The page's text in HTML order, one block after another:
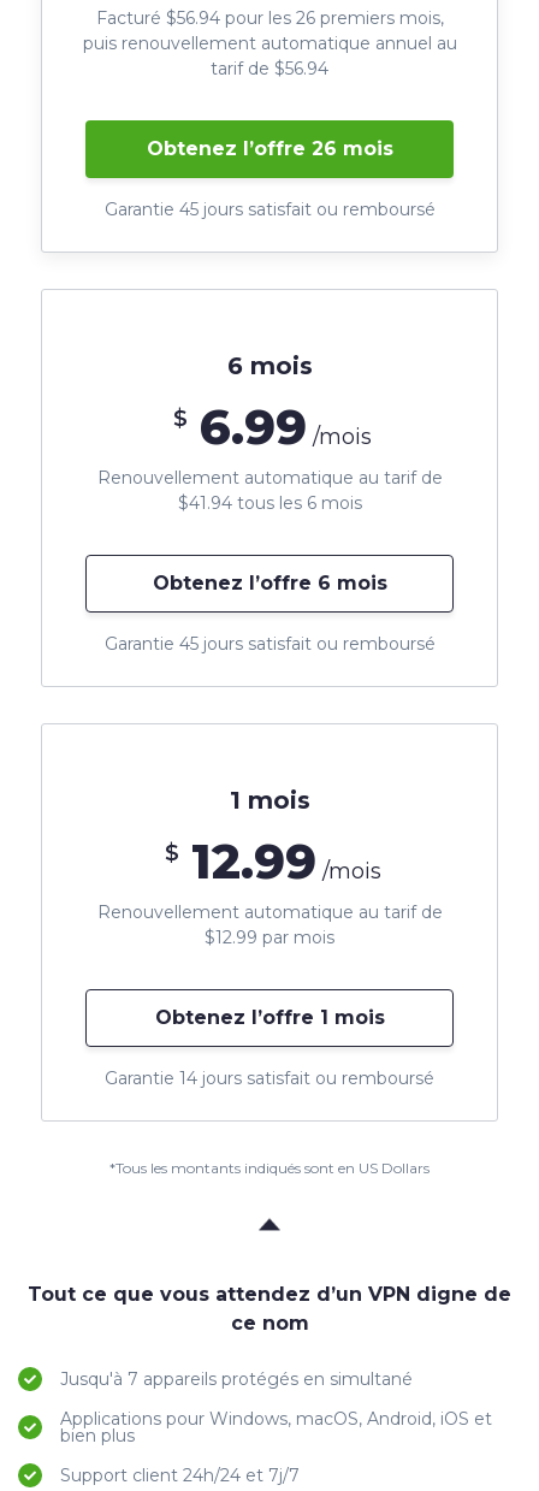
1 mois
$ 12.99 /mois
Renouvellement automatique au tarif de
$12.99 par mois
Obtenez l’offre 1 mois
Garantie 14 jours satisfait ou remboursé
Facturé $56.94 pour les 26 premiers mois,
puis renouvellement automatique annuel au
tarif de $56.94
Obtenez l’offre 26 mois
Garantie 45 jours satisfait ou remboursé
6 mois
$ 6.99 /mois
Renouvellement automatique au tarif de
$41.94 tous les 6 mois
Obtenez l’offre 6 mois
Garantie 45 jours satisfait ou remboursé
*Tous les montants indiqués sont en US Dollars
Tout ce que vous attendez d’un VPN digne de
ce nom
Jusqu'à 7 appareils protégés en simultané
Applications pour Windows, macOS, Android, iOS et
bien plus
Support client 24h/24 et 7j/7